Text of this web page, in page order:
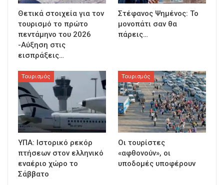
Θετικά στοιχεία για τον
τουρισμό το πρώτο
πεντάμηνο του 2026
-Αύξηση στις
εισπράξεις…
Στέφανος Ψημένος: Το
μονοπάτι σαν θα
πάρεις…
Τουρισμός
ΥΠΑ: Ιστορικό ρεκόρ
πτήσεων στον ελληνικό
εναέριο χώρο το
Σάββατο
Τουρισμός
Οι τουρίστες
«αφθονούν», οι
υποδομές υποφέρουν